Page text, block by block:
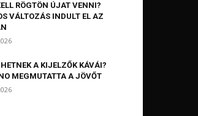
RÖGTÖN ÚJAT VENNI?
VÁLTOZÁS INDULT EL AZ
A KIJELZŐK KÁVÁI?
MEGMUTATTA A JÖVŐT